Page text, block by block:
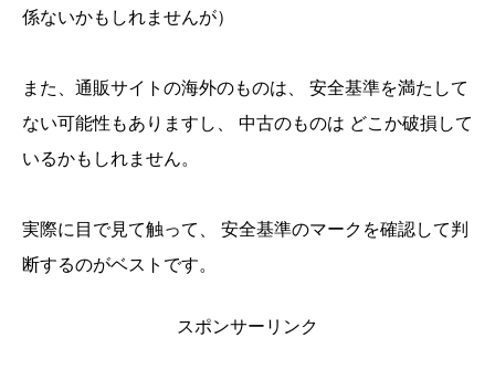
係ないかもしれませんが）
また、通販サイトの海外のものは、 安全基準を満たして
ない可能性もありますし、 中古のものは どこか破損して
いるかもしれません。
実際に目で見て触って、 安全基準のマークを確認して判
断するのがベストです。
スポンサーリンク